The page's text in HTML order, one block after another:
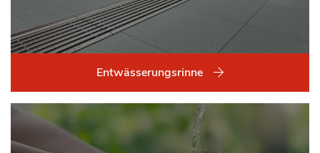
Entwässerungsrinne